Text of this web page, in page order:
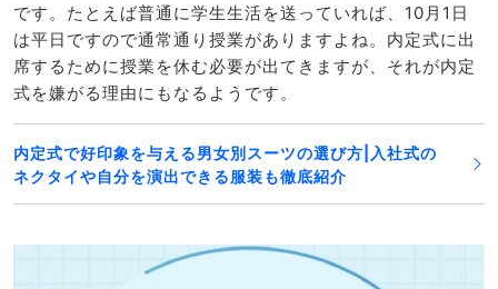
です。たとえば普通に学生生活を送っていれば、10月1日
は平日ですので通常通り授業がありますよね。内定式に出
席するために授業を休む必要が出てきますが、それが内定
式を嫌がる理由にもなるようです。
内定式で好印象を与える男女別スーツの選び方|入社式の
ネクタイや自分を演出できる服装も徹底紹介